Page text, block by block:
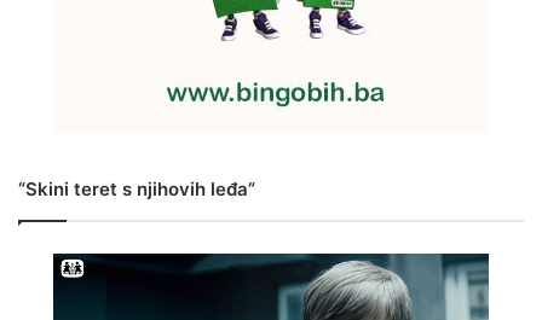
“Skini teret s njihovih leđa”